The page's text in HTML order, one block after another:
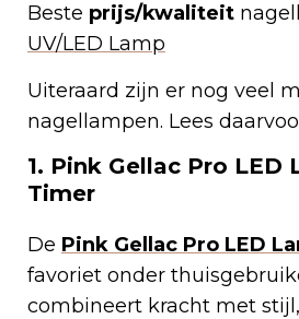
Beste prijs/kwaliteit
UV/LED Lamp
Uiteraard zijn er nog veel
nagellampen. Lees
1. Pink Gellac Pro LED
Timer
De Pink Gellac Pro LED
favoriet onder
combineert kracht met